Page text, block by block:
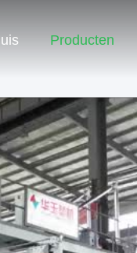
Producten